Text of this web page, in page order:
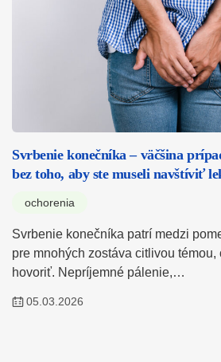
Svrbenie konečníka – väčšina
bez toho, aby ste museli navštíviť
ochorenia
Svrbenie konečníka patrí medzi
pre mnohých zostáva citlivou témou,
hovoriť. Nepríjemné pálenie,…
05.03.2026